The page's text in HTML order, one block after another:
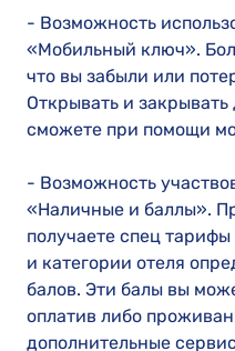
- Возможность
«Мобильный ключ».
что вы забыли или
Открывать и
сможете при помощи
- Возможность
«Наличные и баллы».
получаете спец
и категории отеля
балов. Эти балы вы
оплатив либо
дополнительные